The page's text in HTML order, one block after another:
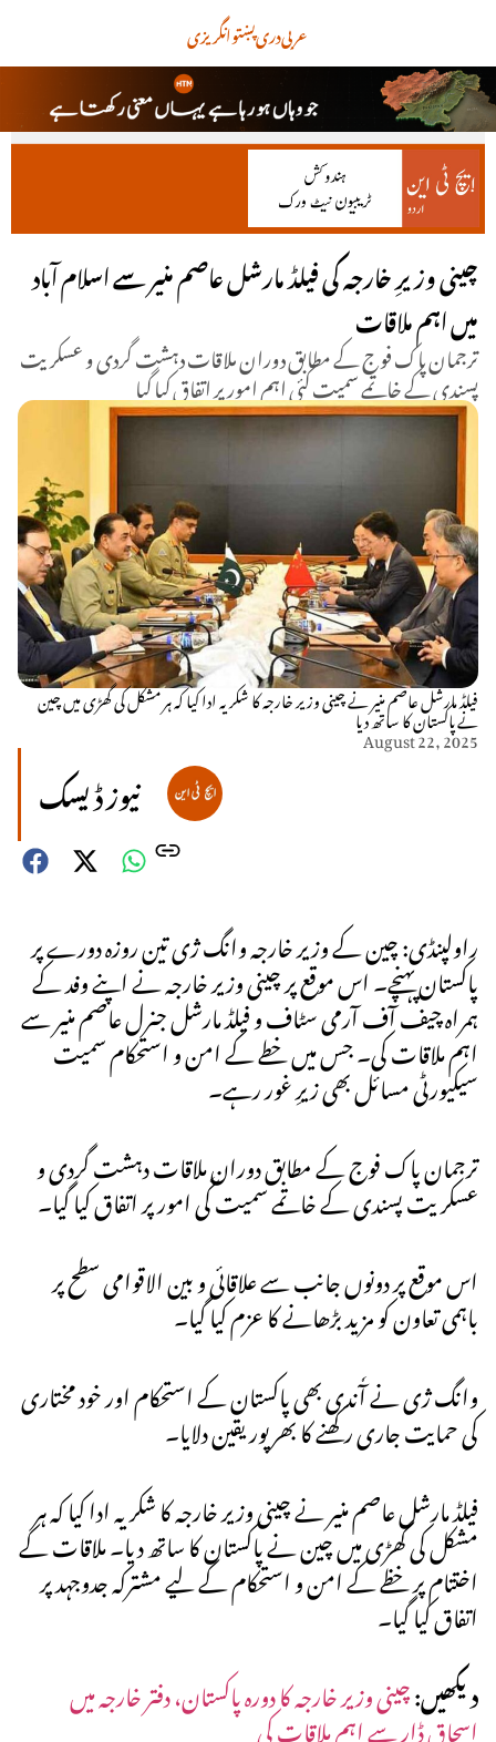
انگریزیپښتودریعربی
چینی وزیرِ خارجہ کی فیلڈ مارشل عاصم منیر سے اسلام آباد
میں اہم ملاقات
ترجمان پاک فوج کے مطابق دوران ملاقات دہشت گردی و عسکریت
پسندی کے خاتمے سمیت کئی اہم امور پر اتفاق کیا گیا
فیلڈ مارشل عاصم منیر نے چینی وزیر خارجہ کا شکریہ ادا کیا کہ ہر مشکل کی گھڑی میں چین
نے پاکستان کا ساتھ دیا
August 22, 2025
نیوز ڈیسک
راولپنڈی: چین کے وزیر خارجہ وانگ ژی تین روزہ دورے پر
پاکستان پہنچے۔ اس موقع پر چینی وزیر خارجہ نے اپنے وفد کے
ہمراہ چیف آف آرمی سٹاف و فیلڈ مارشل جنرل عاصم منیر سے
اہم ملاقات کی۔ جس میں خطے کے امن و استحکام سمیت
سیکیورٹی مسائل بھی زیرِ غور رہے۔
ترجمان پاک فوج کے مطابق دوران ملاقات دہشت گردی و
عسکریت پسندی کے خاتمے سمیت کٗی امور پر اتفاق کیا گیا۔
اس موقع پر دونوں جانب سے علاقائی و بین الاقوامی سطح پر
باہمی تعاون کو مزید بڑھانے کا عزم کیا گیا۔
وانگ ژی نے آٗندی بھی پاکستان کے استحکام اور خود مختاری
کی حمایت جاری رکھنے کا بھرپور یقین دلایا۔
فیلڈ مارشل عاصم منیر نے چینی وزیر خارجہ کا شکریہ ادا کیا کہ ہر
مشکل کی گھڑی میں چین نے پاکستان کا ساتھ دیا۔ ملاقات کے
اختتام پر خظے کے امن و استحکام کے لیے مشترکہ جدوجہد پر
اتفاق کیا گیا۔
دیکھیں:چینی وزیر خارجہ کا دورہ پاکستان، دفتر خارجہ میں
اسحاق ڈار سے اہم ملاقات کی